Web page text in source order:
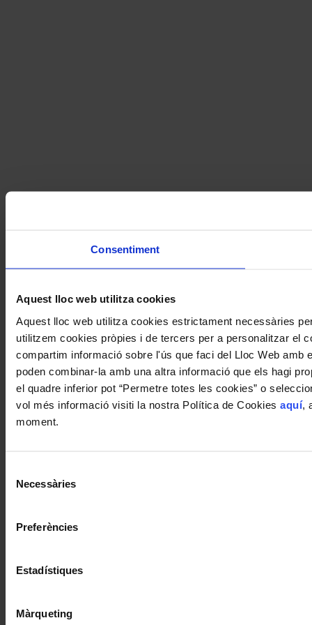
Consentiment
Aquest lloc web utilitza cookies
Aquest lloc web utilitza cookies estrictament necessàries
utilitzem cookies pròpies i de tercers per a personalitzar el
compartim informació sobre l'ús que faci del Lloc Web
poden combinar-la amb una altra informació que els hagi
el quadre inferior pot “Permetre totes les cookies” o
vol més informació visiti la nostra Política de Cookies aquí,
moment.
Necessàries
Preferències
Estadístiques
Màrqueting